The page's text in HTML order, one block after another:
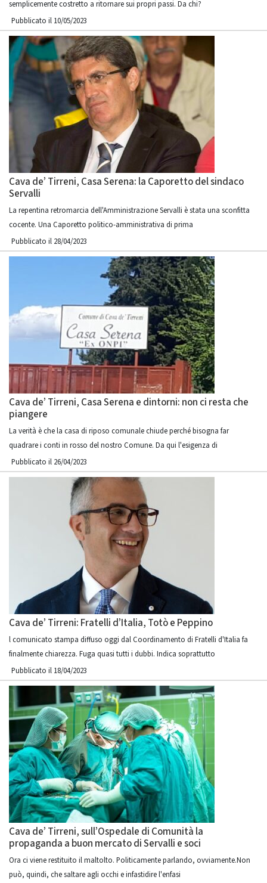
semplicemente costretto a ritornare sui propri passi. Da chi?
Pubblicato il 10/05/2023
Cava de’ Tirreni, Casa Serena: la Caporetto del sindaco
Servalli
La repentina retromarcia dell'Amministrazione Servalli è stata una sconfitta
cocente. Una Caporetto politico-amministrativa di prima
Pubblicato il 28/04/2023
Cava de’ Tirreni, Casa Serena e dintorni: non ci resta che
piangere
La verità è che la casa di riposo comunale chiude perché bisogna far
quadrare i conti in rosso del nostro Comune. Da qui l'esigenza di
Pubblicato il 26/04/2023
Cava de’ Tirreni: Fratelli d’Italia, Totò e Peppino
l comunicato stampa diffuso oggi dal Coordinamento di Fratelli d'Italia fa
finalmente chiarezza. Fuga quasi tutti i dubbi. Indica soprattutto
Pubblicato il 18/04/2023
Cava de’ Tirreni, sull’Ospedale di Comunità la
propaganda a buon mercato di Servalli e soci
Ora ci viene restituito il maltolto. Politicamente parlando, ovviamente.Non
può, quindi, che saltare agli occhi e infastidire l'enfasi